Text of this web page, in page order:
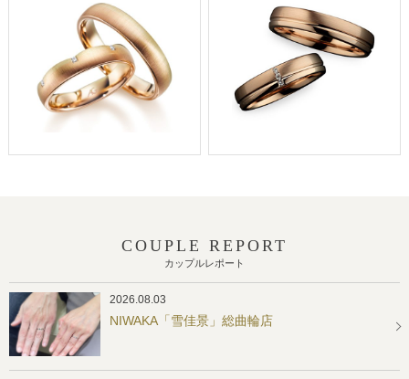
COUPLE REPORT
カップルレポート
2026.08.03
NIWAKA「雪佳景」総曲輪店